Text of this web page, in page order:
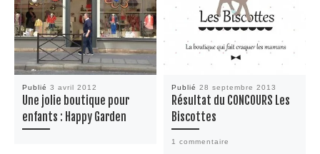
Publié3 avril 2012
Une jolie boutique pour
enfants : Happy Garden
Publié28 septembre 2013
Résultat du CONCOURS Les
Biscottes
1 commentaire